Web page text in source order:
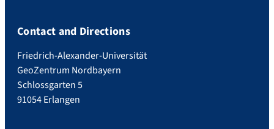
Contact and Directions
Friedrich-Alexander-Universität
GeoZentrum Nordbayern
Schlossgarten 5
91054 Erlangen